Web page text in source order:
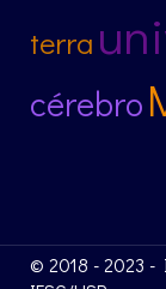
terra
cérebro
© 2018 - 2023 -